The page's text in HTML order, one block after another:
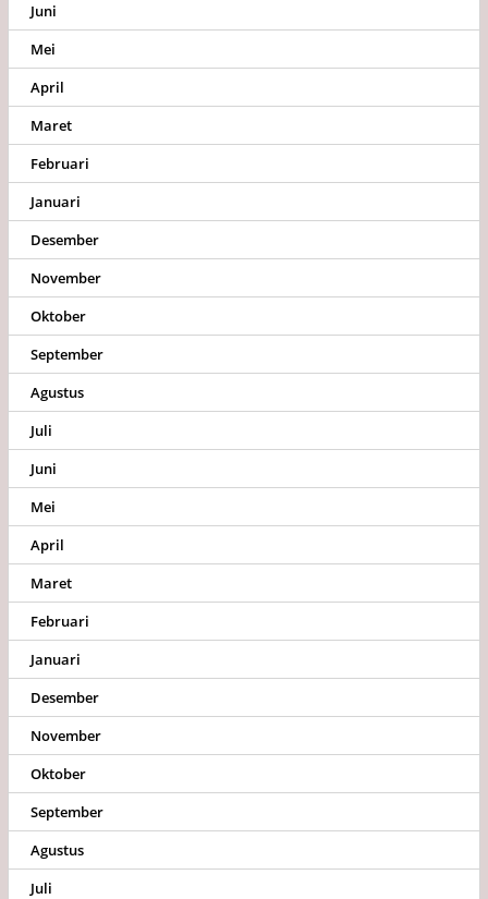
Juni
Mei
April
Maret
Februari
Januari
Desember
November
Oktober
September
Agustus
Juli
Juni
Mei
April
Maret
Februari
Januari
Desember
November
Oktober
September
Agustus
Juli